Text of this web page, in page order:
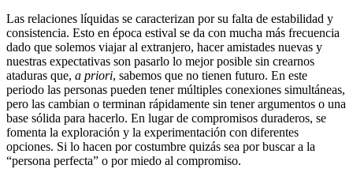
Las relaciones líquidas se caracterizan por su falta de estabilidad y
consistencia. Esto en época estival se da con mucha más frecuencia
dado que solemos viajar al extranjero, hacer amistades nuevas y
nuestras expectativas son pasarlo lo mejor posible sin crearnos
ataduras que, a priori, sabemos que no tienen futuro. En este
periodo las personas pueden tener múltiples conexiones simultáneas,
pero las cambian o terminan rápidamente sin tener argumentos o una
base sólida para hacerlo. En lugar de compromisos duraderos, se
fomenta la exploración y la experimentación con diferentes
opciones. Si lo hacen por costumbre quizás sea por buscar a la
“persona perfecta” o por miedo al compromiso.